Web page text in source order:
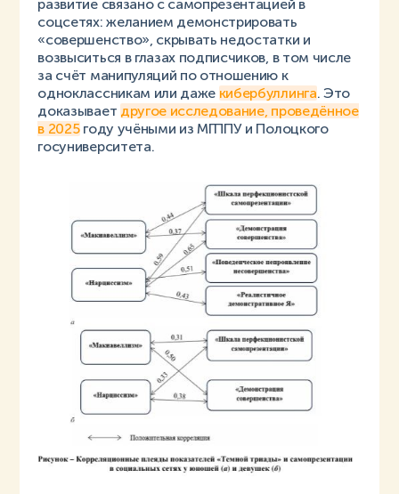
развитие связано с самопрезентацией в
соцсетях: желанием демонстрировать
«совершенство», скрывать недостатки и
возвыситься в глазах подписчиков, в том числе
за счёт манипуляций по отношению к
одноклассникам или даже кибербуллинга. Это
доказывает другое исследование, проведённое
в 2025году учёными из МГППУ и Полоцкого
госуниверситета.